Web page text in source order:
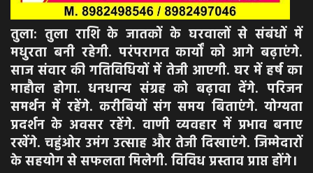
तुला: तुला राशि के जातकों के घरवालों से संबंधों में
मधुरता बनी रहेगी. परंपरागत कार्यों को आगे बढ़ाएंगे.
साज संवार की गतिविधियों में तेजी आएगी. घर में हर्ष का
माहौल होगा. धनधान्य संग्रह को बढ़ावा देंगे. परिजन
समर्थन में रहेंगे. करीबियों संग समय बिताएंगे. योग्यता
प्रदर्शन के अवसर रहेंगे. वाणी व्यवहार में प्रभाव बनाए
रखेंगे. चहुंओर उमंग उत्साह और तेजी दिखाएंगे. जिम्मेदारों
के सहयोग से सफलता मिलेगी. विविध प्रस्ताव प्राप्त होंगे।